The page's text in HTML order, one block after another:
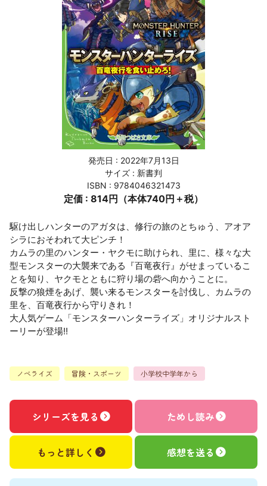
発売日 : 2022年7月13日
サイズ : 新書判
ISBN : 9784046321473
定価 : 814円（本体740円＋税）
駆け出しハンターのアガタは、修行の旅のとちゅう、アオア
シラにおそわれて大ピンチ！
カムラの里のハンター・ヤクモに助けられ、里に、様々な大
型モンスターの大襲来である『百竜夜行』がせまっているこ
とを知り、ヤクモとともに狩り場の砦へ向かうことに。
反撃の狼煙をあげ、襲い来るモンスターを討伐し、カムラの
里を、百竜夜行から守りきれ！
大人気ゲーム「モンスターハンターライズ」オリジナルスト
ーリーが登場!!
ノベライズ 冒険・スポーツ 小学校中学年から
シリーズを見る ためし読み
もっと詳しく 感想を送る